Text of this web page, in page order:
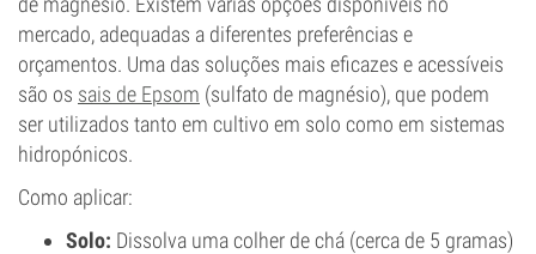
mercado, adequadas a diferentes preferências e
orçamentos. Uma das soluções mais eficazes e acessíveis
são os sais de Epsom (sulfato de magnésio), que podem
ser utilizados tanto em cultivo em solo como em sistemas
hidropónicos.
Como aplicar:
Solo: Dissolva uma colher de chá (cerca de 5 gramas)